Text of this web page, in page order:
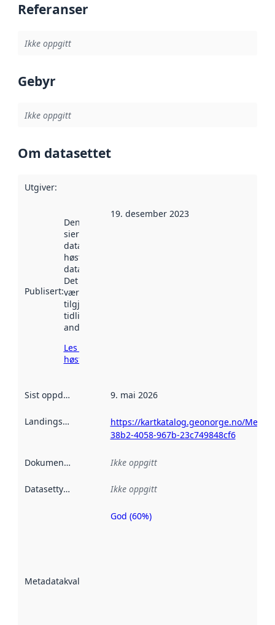
Referanser
Ikke oppgitt
Gebyr
Ikke oppgitt
Om datasettet
Utgiver:
Publisert:
Denne datoen
sier når
datasettet ble
høstet av
data.norge.no.
Det kan ha
vært
tilgjengelig
tidligere
andre steder.
Les mer om
høsting her
19. desember 2023
Sist oppdatert 9. mai 2026
Landingsside
https://kartkatalog.geonorge.no/
38b2-4058-967b-23c749848cf6
Dokumentasjon Ikke oppgitt
Datasettype Ikke oppgitt
Metadatakvalitet
Metadatakvalitet
God (60%)